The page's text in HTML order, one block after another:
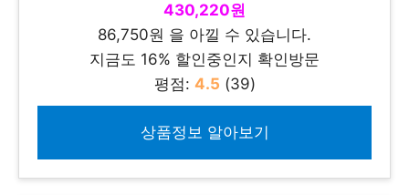
430,220원
86,750원 을 아낄 수 있습니다.
지금도 16% 할인중인지 확인방문
평점: 4.5 (39)
상품정보 알아보기